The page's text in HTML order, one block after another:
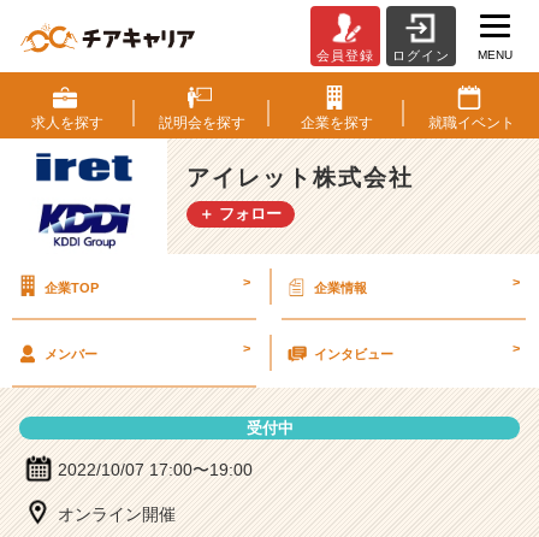
イ
レ
ッ
ト
式
説
詳
細
|
ベ
会員登録 ログイン MENU
求人を探す 説明会を探す 企業を探す 就職イベント
アイレット株式会社
＋ フォロー
企業TOP > 企業情報 >
メンバー > インタビュー >
受付中
2022/10/07 17:00〜19:00
オンライン開催